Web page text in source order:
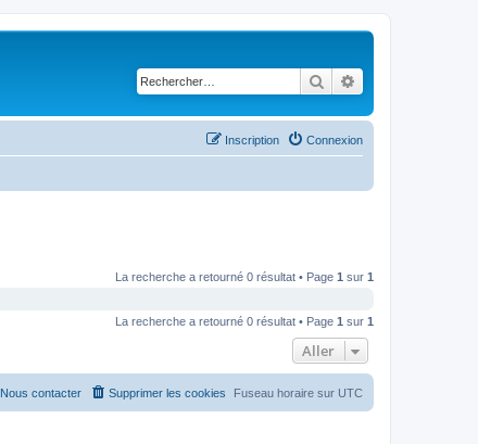
Rechercher
Connexion
Inscription
La recherche a retourné 0 résultat • Page 1 sur 1
La recherche a retourné 0 résultat • Page 1 sur 1
Aller
Fuseau horaire sur UTC
Supprimer les cookies
Nous contacter